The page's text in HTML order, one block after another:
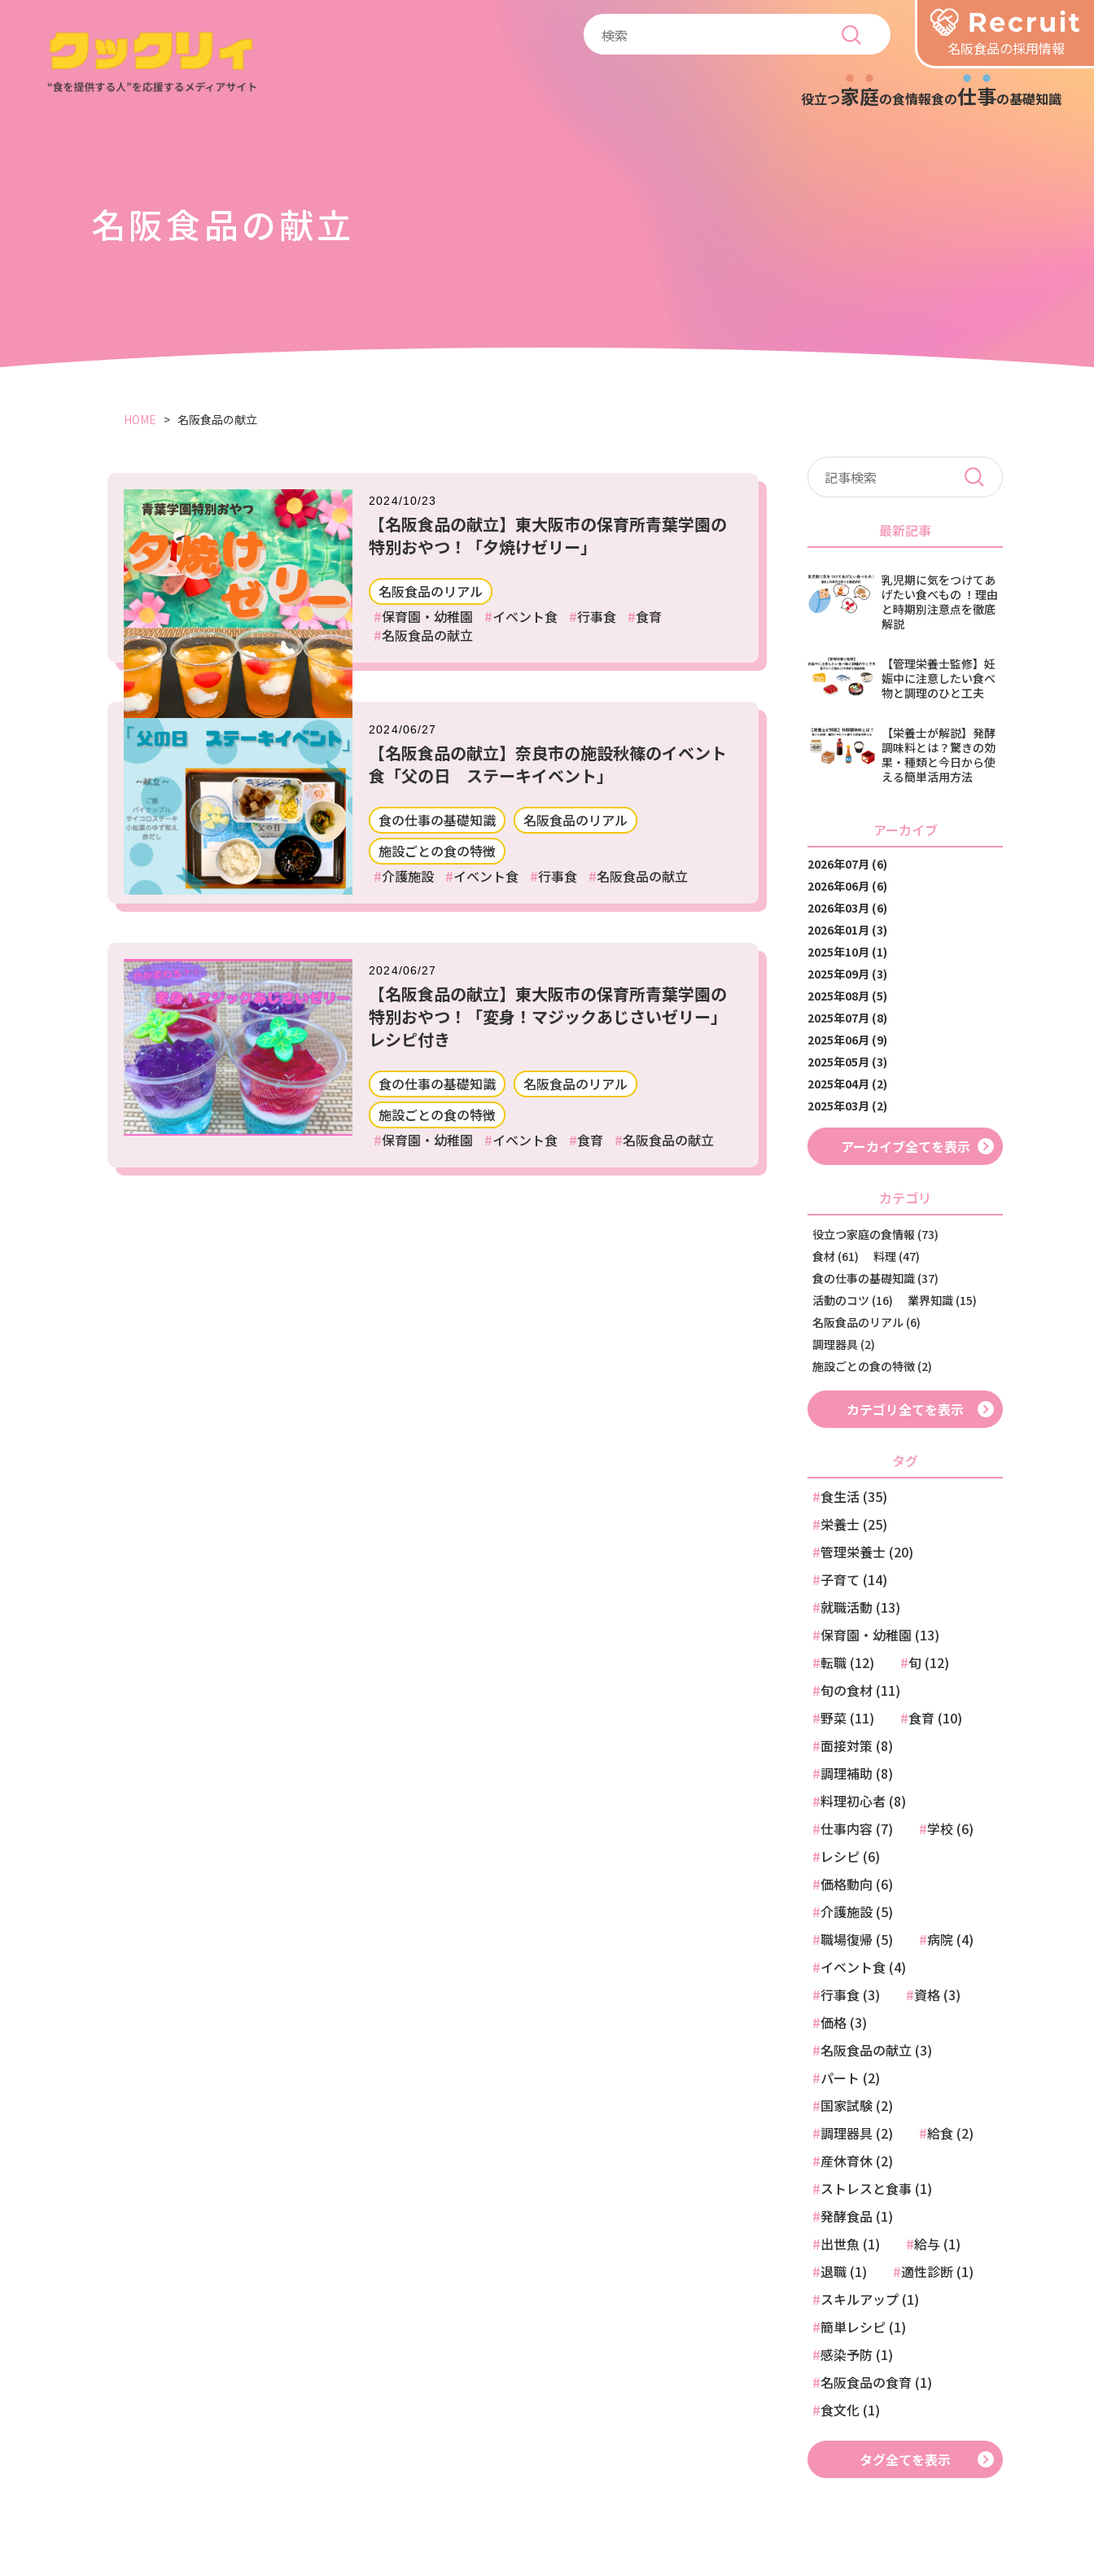
役立つ家庭の食情報食の仕事の基礎知識
名阪食品の採用情報
名阪食品の献立
HOME 名阪食品の献立
2024/10/23
【名阪食品の献立】東大阪市の保育所青葉学園の
特別おやつ！「夕焼けゼリー」
名阪食品のリアル
保育園・幼稚園
イベント食 行事食
食育
名阪食品の献立
2024/06/27
【名阪食品の献立】奈良市の施設秋篠のイベント
食「父の日 ステーキイベント」
食の仕事の基礎知識
名阪食品のリアル
施設ごとの食の特徴
介護施設
イベント食 行事食 名阪食品の献立
2024/06/27
【名阪食品の献立】東大阪市の保育所青葉学園の
特別おやつ！「変身！マジックあじさいゼリー」
レシピ付き
食の仕事の基礎知識
名阪食品のリアル
施設ごとの食の特徴
保育園・幼稚園
イベント食 食育 名阪食品の献立
最新記事
乳児期に気をつけてあ
げたい食べもの ！理由
と時期別注意点を徹底
解説
【管理栄養士監修】妊
娠中に注意したい食べ
物と調理のひと工夫
【栄養士が解説】発酵
調味料とは？驚きの効
果・種類と今日から使
える簡単活用方法
アーカイブ
2026年07月 (6)
2026年06月 (6)
2026年03月 (6)
2026年01月 (3)
2025年10月 (1)
2025年09月 (3)
2025年08月 (5)
2025年07月 (8)
2025年06月 (9)
2025年05月 (3)
2025年04月 (2)
2025年03月 (2)
アーカイブ全てを表示
カテゴリ
役立つ家庭の食情報 (73)
食材 (61)
料理 (47)
食の仕事の基礎知識 (37)
活動のコツ (16)
業界知識 (15)
名阪食品のリアル (6)
調理器具 (2)
施設ごとの食の特徴 (2)
カテゴリ全てを表示
タグ
食生活 (35)
栄養士 (25)
管理栄養士 (20)
子育て (14)
就職活動 (13)
保育園・幼稚園 (13)
転職 (12)
旬 (12)
旬の食材 (11)
野菜 (11)
食育 (10)
面接対策 (8)
調理補助 (8)
料理初心者 (8)
仕事内容 (7)
学校 (6)
レシピ (6)
価格動向 (6)
介護施設 (5)
職場復帰 (5)
病院 (4)
イベント食 (4)
行事食 (3)
資格 (3)
価格 (3)
名阪食品の献立 (3)
パート (2)
国家試験 (2)
調理器具 (2)
給食 (2)
産休育休 (2)
ストレスと食事 (1)
発酵食品 (1)
出世魚 (1)
給与 (1)
退職 (1)
適性診断 (1)
スキルアップ (1)
簡単レシピ (1)
感染予防 (1)
名阪食品の食育 (1)
食文化 (1)
タグ全てを表示